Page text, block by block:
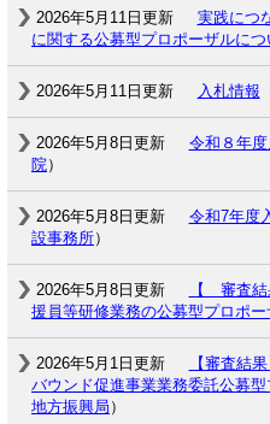
2026年5月11日更新
実践につ
に関する公募型プロポーザルにつ
2026年5月11日更新 入札情報
2026年5月8日更新 令和８年度
院）
2026年5月8日更新 令和7年度
設事務所）
2026年5月8日更新
【 審査
援員等研修業務の公募型プロポ
2026年5月1日更新
【審査結
バウンド促進事業業務委託公募
地方振興局 ）